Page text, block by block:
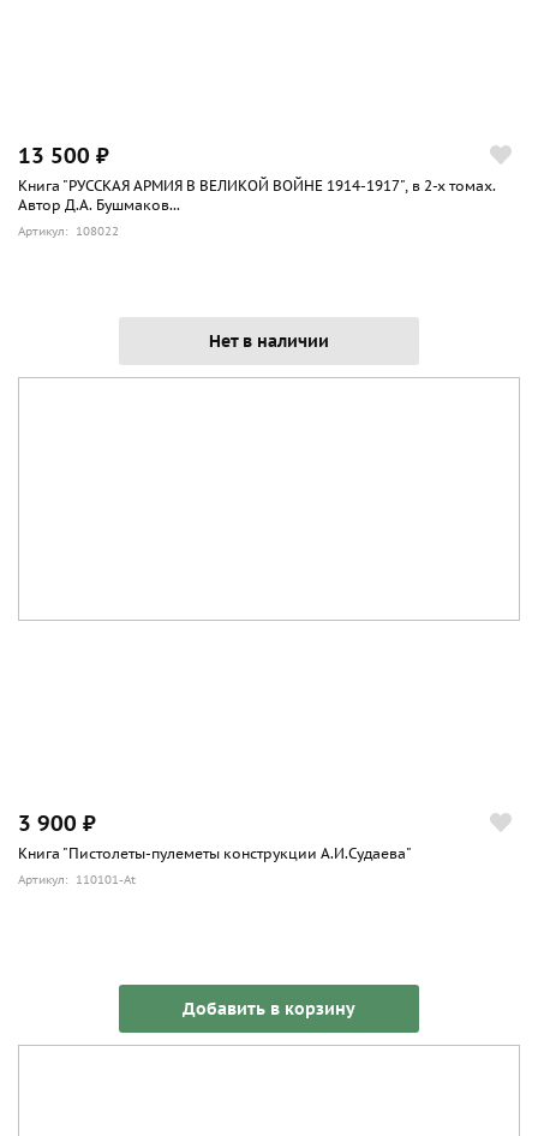
13 500 ₽
Книга "РУССКАЯ АРМИЯ В ВЕЛИКОЙ ВОЙНЕ 1914-1917", в 2-х томах.
Автор Д.А. Бушмаков...
Артикул: 108022
Нет в наличии
3 900 ₽
Книга "Пистолеты-пулеметы конструкции А.И.Судаева"
Артикул: 110101-At
Добавить в корзину